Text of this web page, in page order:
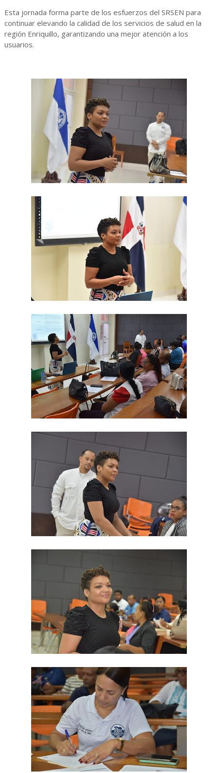
Esta jornada forma parte de los esfuerzos del SRSEN para
continuar elevando la calidad de los servicios de salud en la
región Enriquillo, garantizando una mejor atención a los
usuarios.